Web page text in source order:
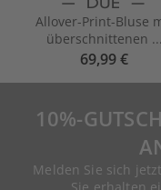
Allover-Print-Bluse
überschnittenen ...
69,99 €
10%-
Melden Sie sich